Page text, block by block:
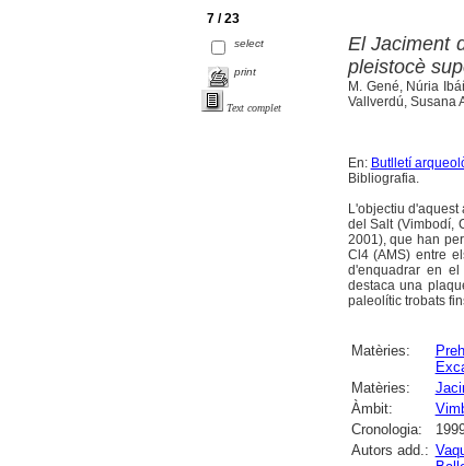
7 / 23
select
print
Text complet
El Jaciment
pleistocè
M. Gené, Núria
Vallverdú, Susana
En: Butlletí
Bibliografia.
L'objectiu d'aquest
del Salt (Vimbodí,
2001), que han
Cl4 (AMS) entre
d'enquadrar en
destaca una
paleolític trobats
Matèries:
Matèries:
Àmbit:
Cronologia:
Autors add.: